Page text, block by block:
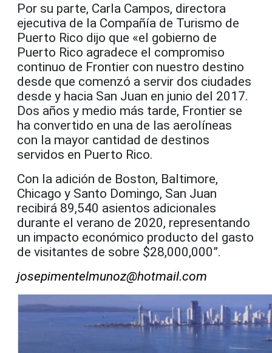
Por su parte, Carla Campos, directora
ejecutiva de la Compañía de Turismo de
Puerto Rico dijo que «el gobierno de
Puerto Rico agradece el compromiso
continuo de Frontier con nuestro destino
desde que comenzó a servir dos ciudades
desde y hacia San Juan en junio del 2017.
Dos años y medio más tarde, Frontier se
ha convertido en una de las aerolíneas
con la mayor cantidad de destinos
servidos en Puerto Rico.
Con la adición de Boston, Baltimore,
Chicago y Santo Domingo, San Juan
recibirá 89,540 asientos adicionales
durante el verano de 2020, representando
un impacto económico producto del gasto
de visitantes de sobre $28,000,000”.
josepimentelmunoz@hotmail.com